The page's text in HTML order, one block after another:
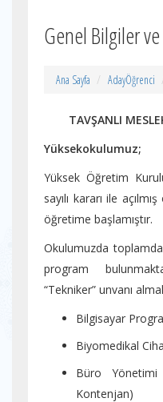
Genel Bilgiler ve
Ana Sayfa AdayÖğrenci
TAVŞANLI
Yüksekokulumuz;
Yüksek Öğretim
sayılı kararı ile
öğretime başlamıştır.
Okulumuzda
program
“Tekniker” unvanı
Bilgisayar
Biyomedikal
Büro
Kontenjan)